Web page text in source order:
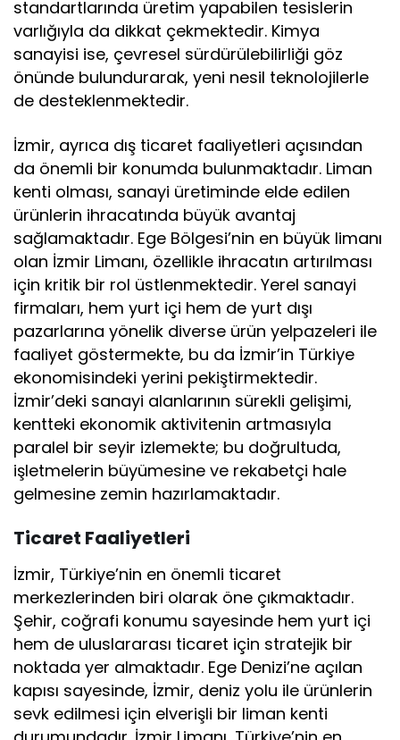
standartlarında üretim yapabilen tesislerin
varlığıyla da dikkat çekmektedir. Kimya
sanayisi ise, çevresel sürdürülebilirliği göz
önünde bulundurarak, yeni nesil teknolojilerle
de desteklenmektedir.
İzmir, ayrıca dış ticaret faaliyetleri açısından
da önemli bir konumda bulunmaktadır. Liman
kenti olması, sanayi üretiminde elde edilen
ürünlerin ihracatında büyük avantaj
sağlamaktadır. Ege Bölgesi’nin en büyük limanı
olan İzmir Limanı, özellikle ihracatın artırılması
için kritik bir rol üstlenmektedir. Yerel sanayi
firmaları, hem yurt içi hem de yurt dışı
pazarlarına yönelik diverse ürün yelpazeleri ile
faaliyet göstermekte, bu da İzmir’in Türkiye
ekonomisindeki yerini pekiştirmektedir.
İzmir’deki sanayi alanlarının sürekli gelişimi,
kentteki ekonomik aktivitenin artmasıyla
paralel bir seyir izlemekte; bu doğrultuda,
işletmelerin büyümesine ve rekabetçi hale
gelmesine zemin hazırlamaktadır.
Ticaret Faaliyetleri
İzmir, Türkiye’nin en önemli ticaret
merkezlerinden biri olarak öne çıkmaktadır.
Şehir, coğrafi konumu sayesinde hem yurt içi
hem de uluslararası ticaret için stratejik bir
noktada yer almaktadır. Ege Denizi’ne açılan
kapısı sayesinde, İzmir, deniz yolu ile ürünlerin
sevk edilmesi için elverişli bir liman kenti